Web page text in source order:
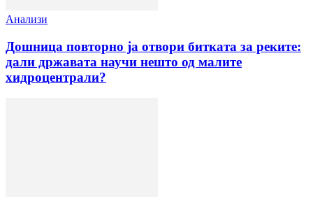
Анализи
Дошница повторно ја отвори битката за реките:
дали државата научи нешто од малите
хидроцентрали?